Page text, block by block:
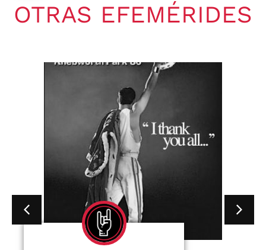
OTRAS EFEMÉRIDES
Gaby Ponchs
agosto 9, 2026
No hay comentarios
09 de agosto de 1969. Se publica
en Estados Unidos a través de
ATCO Records,...